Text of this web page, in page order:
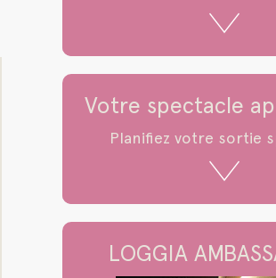
Votre spectacle
Planifiez votre sortie
LOGGIA